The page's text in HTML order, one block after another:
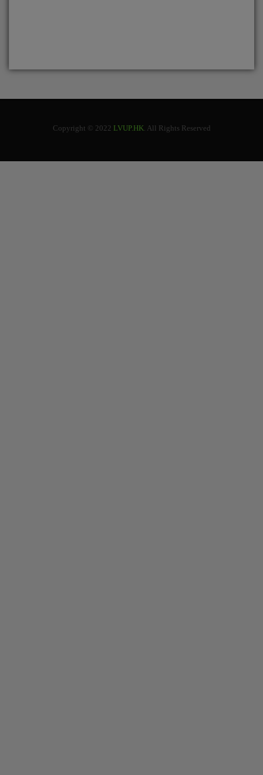
Copyright © 2022 LVUP.HK . All Rights Reserved